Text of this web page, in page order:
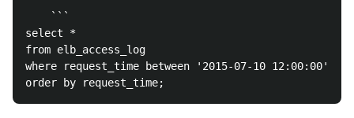
    ```
select *
from elb_access_log
where request_time between '2015-07-10 12:00:00'